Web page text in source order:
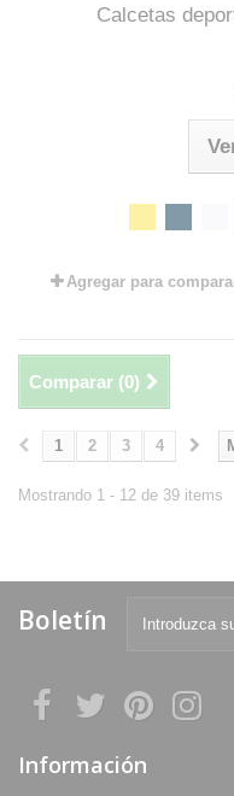
Calcetas
Agregar para
Comparar (0)
1 2 3 4
Mostrando 1 - 12 de 39 items
Boletín
Información